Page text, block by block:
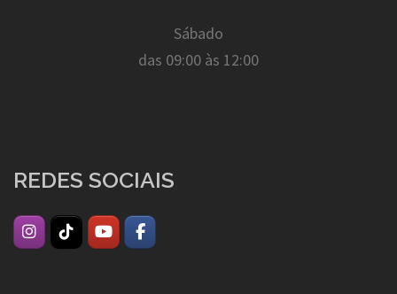
Sábado
das 09:00 às 12:00
REDES SOCIAIS